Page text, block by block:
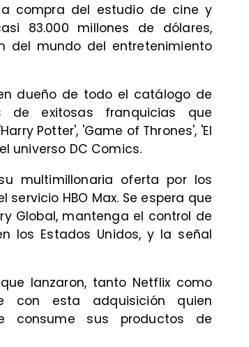
compra del estudio de cine y
83.000 millones de dólares,
del mundo del entretenimiento
dueño de todo el catálogo de
de exitosas franquicias que
Potter', 'Game of Thrones', 'El
universo DC Comics.
multimillonaria oferta por los
HBO Max. Se espera que
Global, mantenga el control de
los Estados Unidos, y la señal
lanzaron, tanto Netflix como
con esta adquisición quien
consume sus productos de